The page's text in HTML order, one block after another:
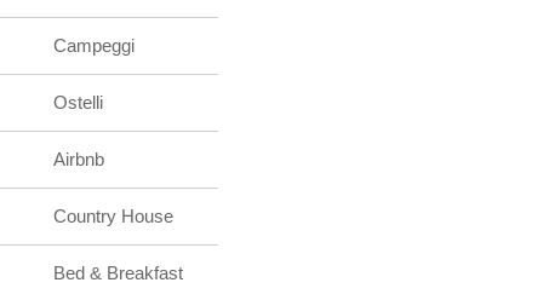
Campeggi
Ostelli
Airbnb
Country House
Bed & Breakfast